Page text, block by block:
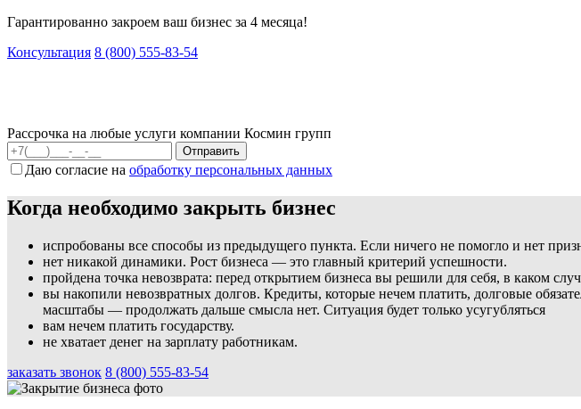
Гарантированно закроем ваш бизнес за 4 месяца!
Консультация 8 (800) 555-83-54
Рассрочка на любые услуги компании Космин групп
Даю согласие на обработку персональных данных
Когда необходимо закрыть бизнес
испробованы все способы из предыдущего пункта. Если ничего не помогло и нет
нет никакой динамики. Рост бизнеса — это главный критерий успешности.
пройдена точка невозврата: перед открытием бизнеса вы решили для себя, в каком
вы накопили невозвратных долгов. Кредиты, которые нечем платить, долговые
масштабы — продолжать дальше смысла нет. Ситуация будет только усугубляться
вам нечем платить государству.
не хватает денег на зарплату работникам.
заказать звонок 8 (800) 555-83-54